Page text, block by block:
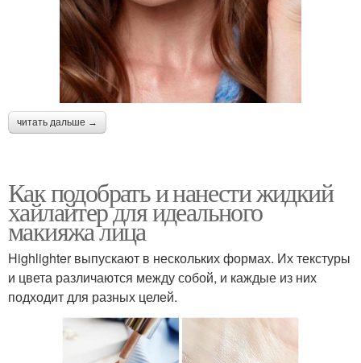
читать дальше →
Как подобрать и нанести жидкий
хайлайтер для идеального
макияжа лица
Highlighter выпускают в нескольких формах. Их текстуры
и цвета различаются между собой, и каждые из них
подходит для разных целей.